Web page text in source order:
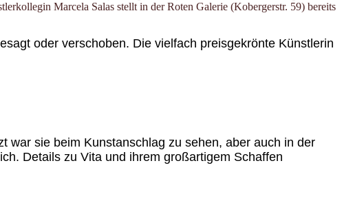
Marcela Salas stellt in der Roten Galerie (Kobergerstr. 59) bereits
oder verschoben. Die vielfach preisgekrönte Künstlerin
war sie beim Kunstanschlag zu sehen, aber auch in der
Details zu Vita und ihrem großartigem Schaffen